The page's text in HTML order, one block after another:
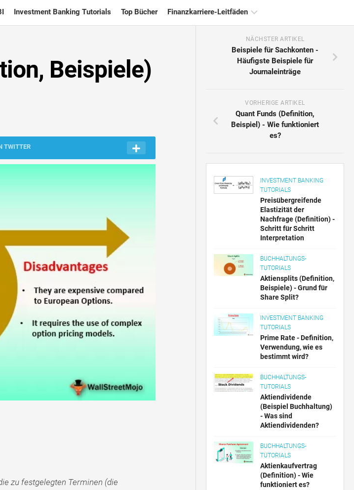
Investment Banking Tutorials Top Bücher Finanzkarriere-Leitfäden
Finanzmodellierung
Risikomanagement-
Beispiele)
TWITTER
zu festgelegten Terminen (die
NÄCHSTER ARTIKEL
Beispiele für Sachkonten -
Häufigste Beispiele für
Journaleinträge
VORHERIGE ARTIKEL
Quant Funds (Definition,
Beispiel) - Wie funktioniert
es?
INVESTMENT BANKING
TUTORIALS
Preisübergreifende
Elastizität der
Nachfrage (Definition) -
Schritt für Schritt
Interpretation
BUCHHALTUNGS-
TUTORIALS
Aktiensplits (Definition,
Beispiele) - Grund für
Share Split?
INVESTMENT BANKING
TUTORIALS
Prime Rate - Definition,
Verwendung, wie es
bestimmt wird?
BUCHHALTUNGS-
TUTORIALS
Aktiendividende
(Beispiel Buchhaltung)
- Was sind
Aktiendividenden?
BUCHHALTUNGS-
TUTORIALS
Aktienkaufvertrag
(Definition) - Wie
funktioniert es?